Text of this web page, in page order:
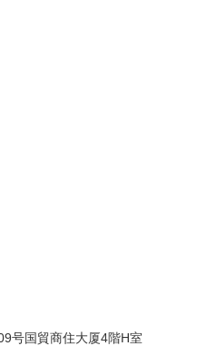
号国貿商住大厦4階H室